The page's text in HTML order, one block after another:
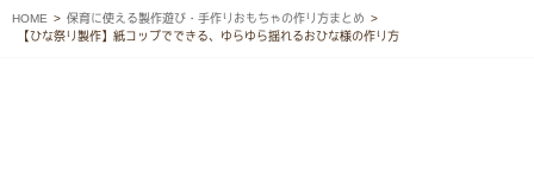
HOME
保育に使える製作遊び・手作りおもちゃの作り方まとめ
【ひな祭り製作】紙コップでできる、ゆらゆら揺れるおひな様の作り方